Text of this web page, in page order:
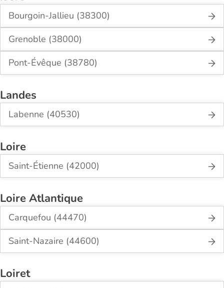
Bourgoin-Jallieu (38300)
Grenoble (38000)
Pont-Évêque (38780)
Landes
Labenne (40530)
Loire
Saint-Étienne (42000)
Loire Atlantique
Carquefou (44470)
Saint-Nazaire (44600)
Loiret